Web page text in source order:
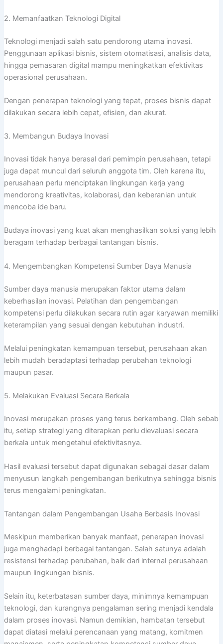
2. Memanfaatkan Teknologi Digital
Teknologi menjadi salah satu pendorong utama inovasi.
Penggunaan aplikasi bisnis, sistem otomatisasi, analisis data,
hingga pemasaran digital mampu meningkatkan efektivitas
operasional perusahaan.
Dengan penerapan teknologi yang tepat, proses bisnis dapat
dilakukan secara lebih cepat, efisien, dan akurat.
3. Membangun Budaya Inovasi
Inovasi tidak hanya berasal dari pemimpin perusahaan, tetapi
juga dapat muncul dari seluruh anggota tim. Oleh karena itu,
perusahaan perlu menciptakan lingkungan kerja yang
mendorong kreativitas, kolaborasi, dan keberanian untuk
mencoba ide baru.
Budaya inovasi yang kuat akan menghasilkan solusi yang lebih
beragam terhadap berbagai tantangan bisnis.
4. Mengembangkan Kompetensi Sumber Daya Manusia
Sumber daya manusia merupakan faktor utama dalam
keberhasilan inovasi. Pelatihan dan pengembangan
kompetensi perlu dilakukan secara rutin agar karyawan memiliki
keterampilan yang sesuai dengan kebutuhan industri.
Melalui peningkatan kemampuan tersebut, perusahaan akan
lebih mudah beradaptasi terhadap perubahan teknologi
maupun pasar.
5. Melakukan Evaluasi Secara Berkala
Inovasi merupakan proses yang terus berkembang. Oleh sebab
itu, setiap strategi yang diterapkan perlu dievaluasi secara
berkala untuk mengetahui efektivitasnya.
Hasil evaluasi tersebut dapat digunakan sebagai dasar dalam
menyusun langkah pengembangan berikutnya sehingga bisnis
terus mengalami peningkatan.
Tantangan dalam Pengembangan Usaha Berbasis Inovasi
Meskipun memberikan banyak manfaat, penerapan inovasi
juga menghadapi berbagai tantangan. Salah satunya adalah
resistensi terhadap perubahan, baik dari internal perusahaan
maupun lingkungan bisnis.
Selain itu, keterbatasan sumber daya, minimnya kemampuan
teknologi, dan kurangnya pengalaman sering menjadi kendala
dalam proses inovasi. Namun demikian, hambatan tersebut
dapat diatasi melalui perencanaan yang matang, komitmen